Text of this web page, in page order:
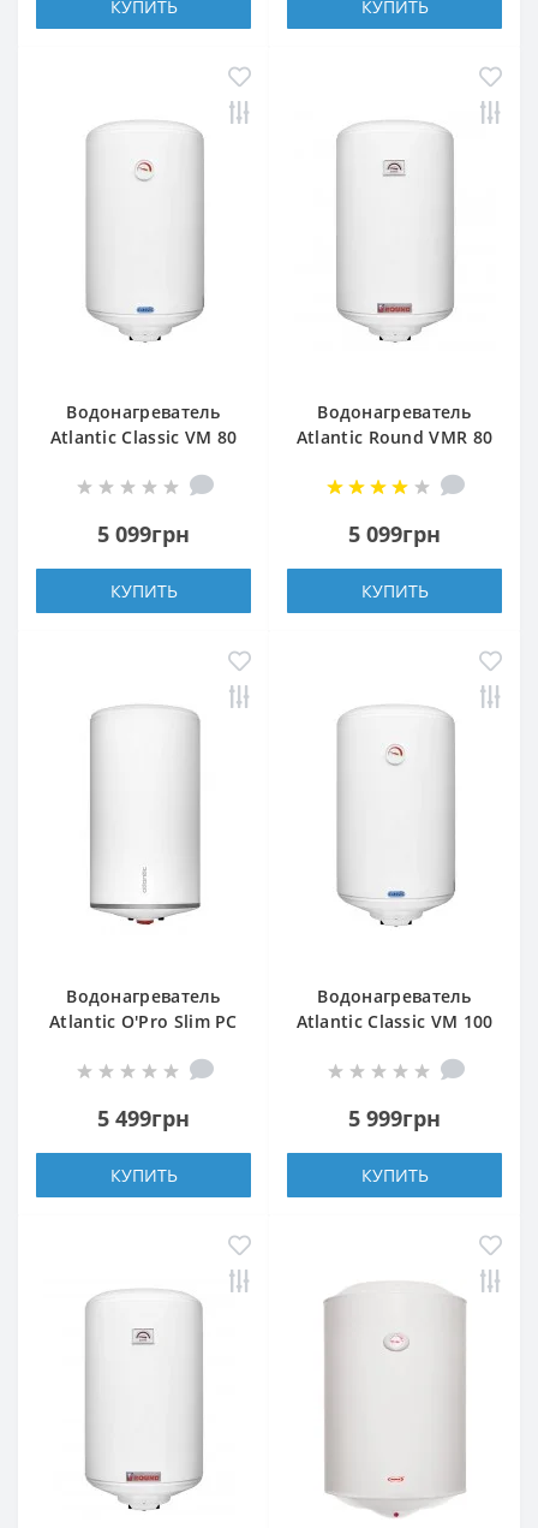
КУПИТЬ КУПИТЬ
Водонагреватель
Atlantic Classic VM 80
5 099грн
КУПИТЬ
Водонагреватель
Atlantic Round VMR 80
5 099грн
КУПИТЬ
Водонагреватель
Atlantic O'Pro Slim PC
5 499грн
КУПИТЬ
Водонагреватель
Atlantic Classic VM 100
5 999грн
КУПИТЬ